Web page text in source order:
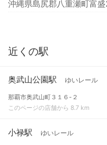
沖縄県島尻郡八重瀬町富
近くの駅
奥武山公園駅 ゆいレール
那覇市奥武山町３１６-２
このページの店舗から 8.7 km
小禄駅 ゆいレール